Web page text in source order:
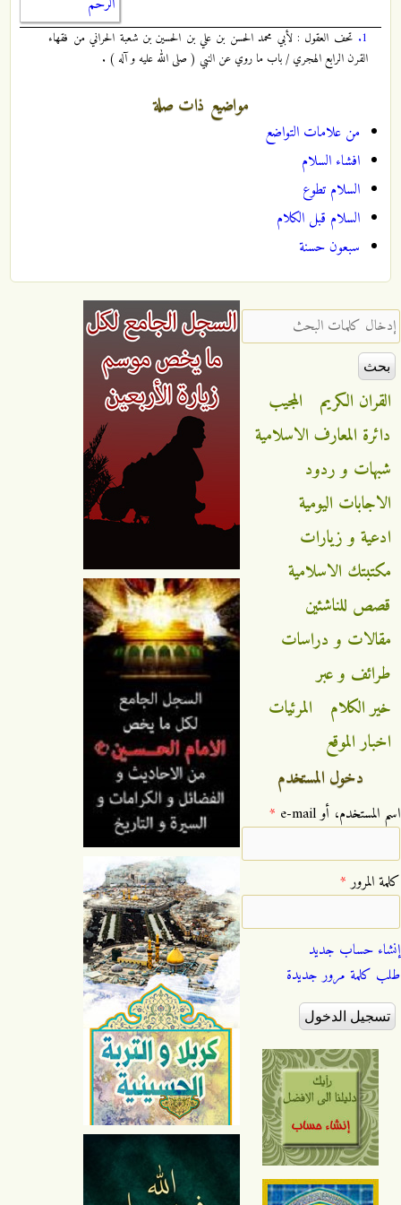
1. تحف العقول : لأبي محمد الحسن بن علي بن الحسين بن شعبة الحراني من فقهاء
القرن الرابع الهجري / باب ما روي عن النبي ( صلى الله عليه و آله ) .
مواضيع ذات صلة
من علامات التواضع
افشاء السلام
السلام تطوع
السلام قبل الكلام
سبعون حسنة
‏إدخال كلمات البحث ‏
القران الكريم
المجيب
دائرة المعارف الاسلامية
شبهات و ردود
الاجابات اليومية
ادعية و زيارات
مكتبتك الاسلامية
قصص للناشئين
مقالات و دراسات
طرائف و عبر
خير الكلام
المرئيات
اخبار الموقع
دخول المستخدم
‏اسم المستخدم، أو e-mail ‏ *
‏كلمة المرور ‏*
إنشاء حساب جديد
طلب كلمة مرور جديدة